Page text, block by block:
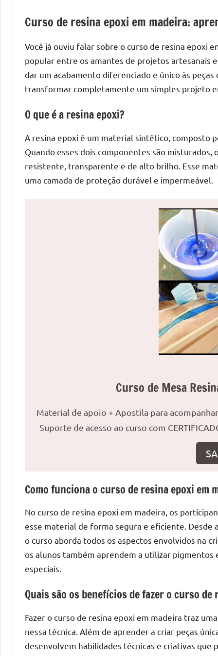
mesas
jantar
de
resina
cascata
resinadas.
à
de
uma
mesa
redonda
para
reuniões
ou
uma
mesa
de
jantar
para
aqui
encontrará
tudo
precisa
ambiente
com
peças
únicas.
é
em
apresentar
as
Curso de resina epoxi em madeira:
Você já ouviu falar sobre o curso de resina epoxi
popular entre os amantes de projetos artesanais
dar um acabamento diferenciado e único às
transformar completamente um simples projeto
O que é a resina epoxi?
A resina epoxi é um material sintético, composto
Quando esses dois componentes são
resistente, transparente e de alto brilho. Esse
uma camada de proteção durável e impermeável.
Curso de Mesa
Material de apoio + Apostila para
Suporte de acesso ao curso com
Como funciona o curso de resina epoxi em
No curso de resina epoxi em madeira, os
esse material de forma segura e eficiente. Desde
o curso aborda todos os aspectos envolvidos na
os alunos também aprendem a utilizar
especiais.
Quais são os benefícios de fazer o curso de
Fazer o curso de resina epoxi em madeira traz
nessa técnica. Além de aprender a criar peças
desenvolvem habilidades técnicas e criativas que